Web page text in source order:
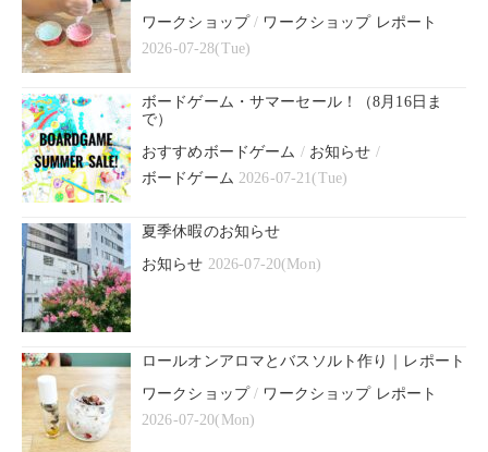
ワークショップ/ ワークショップ レポート
2026-07-28(Tue)
ボードゲーム・サマーセール！（8月16日ま
で）
おすすめボードゲーム / お知らせ /
ボードゲーム 2026-07-21(Tue)
夏季休暇のお知らせ
お知らせ 2026-07-20(Mon)
ロールオンアロマとバスソルト作り｜レポート
ワークショップ/ ワークショップ レポート
2026-07-20(Mon)